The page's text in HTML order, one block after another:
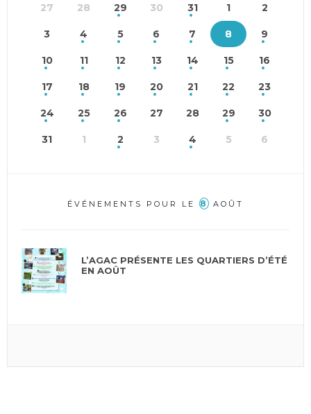
27 28 29 30 31 1 2
3 4 5 6 7 8 9
10 11 12 13 14 15 16
17 18 19 20 21 22 23
24 25 26 27 28 29 30
31 1 2 3 4 5 6
ÉVÉNEMENTS POUR LE 8 AOÛT
L’AGAC PRÉSENTE LES QUARTIERS D’ÉTÉ
EN AOÛT